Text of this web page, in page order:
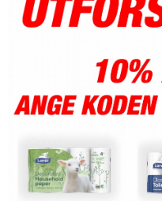
MEDLEMSAVGIFTER 2026/2027
HANDBOLLSAKADEMIN
IDROTTSFÖRSÄKRINGAR